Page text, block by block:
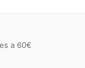
a 60€